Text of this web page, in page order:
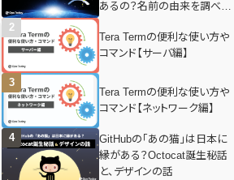
あるの？名前の由来を調べて
Tera Termの便利な使い方や
コマンド【サーバ編】
Tera Termの便利な使い方や
コマンド【ネットワーク編】
GitHubの「あの猫」は日本に
縁がある？Octocat誕生秘話
と、デザインの話